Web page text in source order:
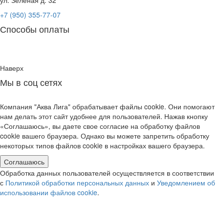
+7 (950) 355-77-07
Способы оплаты
Наверх
Мы в соц сетях
Компания "Аква Лига" обрабатывает файлы cookie. Они помогают
нам делать этот сайт удобнее для пользователей. Нажав кнопку
«Соглашаюсь», вы даете свое согласие на обработку файлов
cookie вашего браузера. Однако вы можете запретить обработку
некоторых типов файлов cookie в настройках вашего браузера.
Соглашаюсь
Обработка данных пользователей осуществляется в соответствии
с Политикой обработки персональных данных и Уведомлением об
использовании файлов cookie.